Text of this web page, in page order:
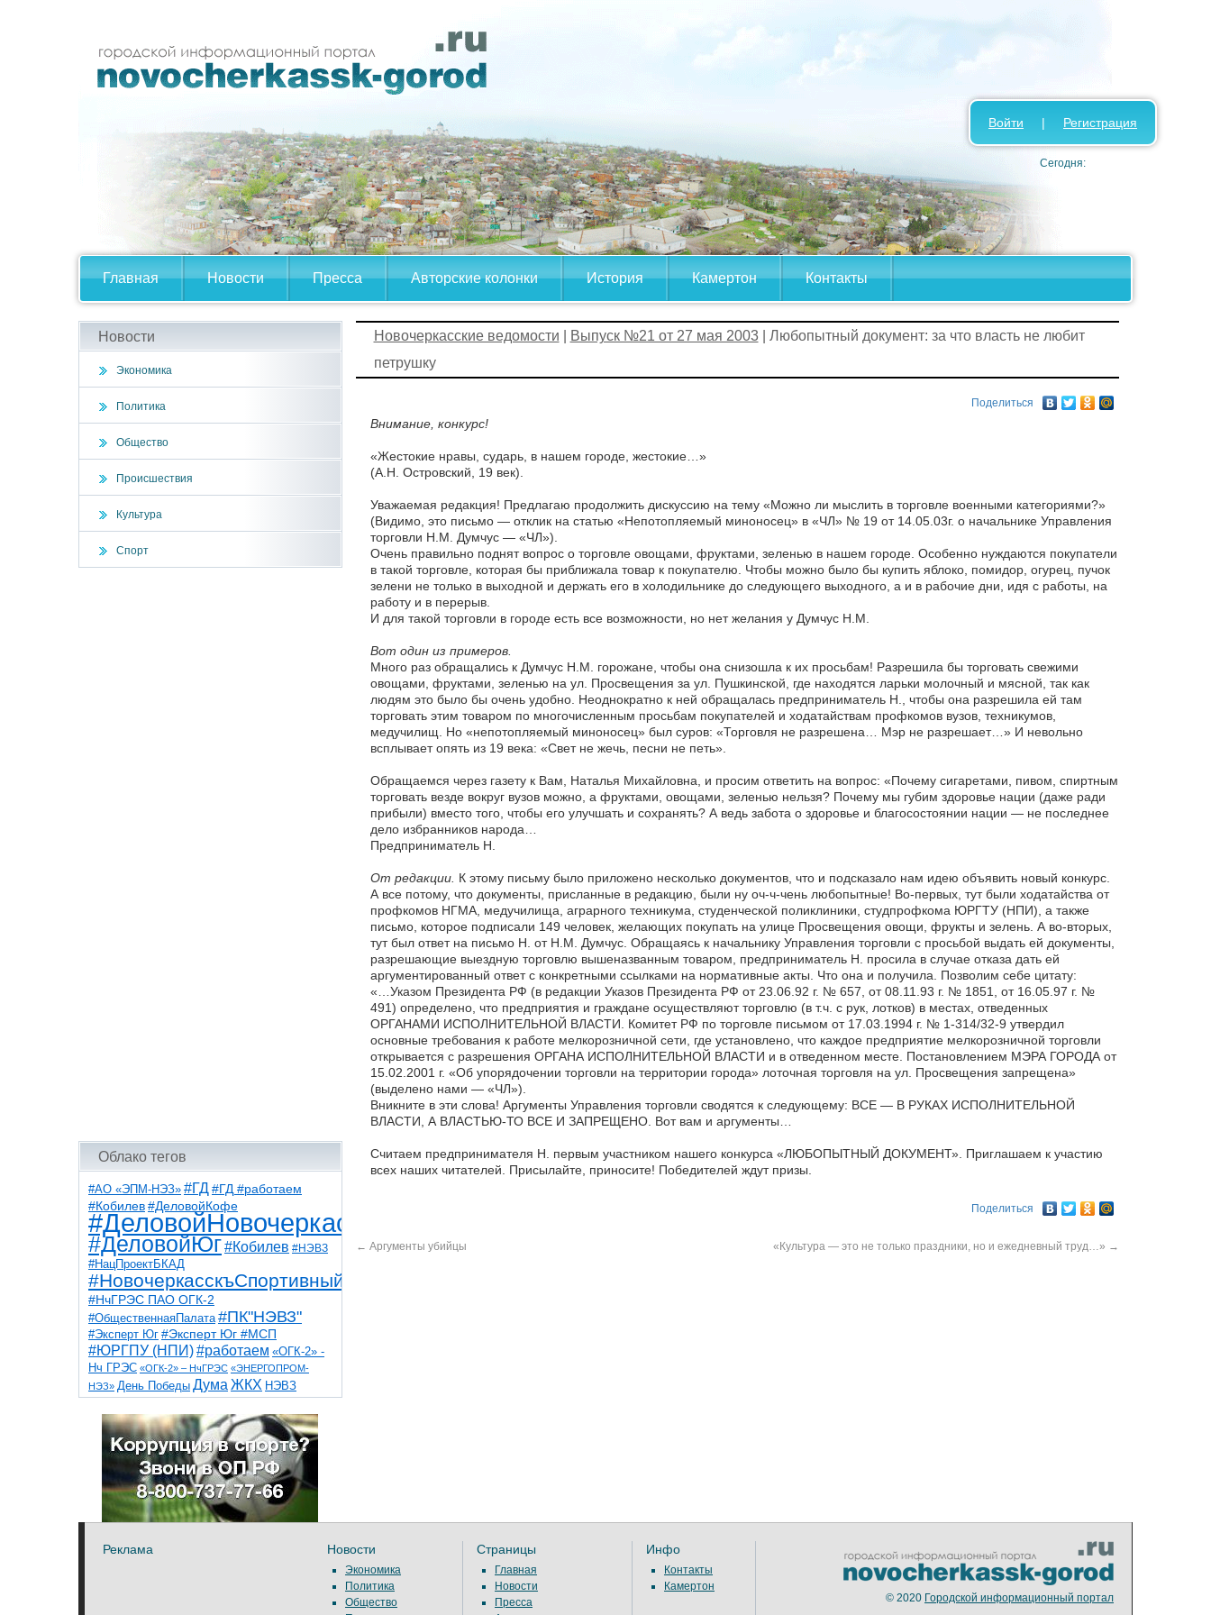
Главная Новости Пресса Авторские колонки История Камертон Контакты
Войти | Регистрация
Сегодня:
Новости
Экономика
Политика
Общество
Происшествия
Культура
Спорт
Облако тегов
#АО «ЭПМ-НЭЗ» #ГД #ГД #работаем
#Кобилев #ДеловойКофе
#ДеловойНовочеркасск
#ДеловойЮг#Кобилев #НЭВЗ
#НацПроектБКАД
#НовочеркасскъСпортивный
#НчГРЭС ПАО ОГК-2
#ОбщественнаяПалата #ПК"НЭВЗ"
#Эксперт Юг #Эксперт Юг #МСП
#ЮРГПУ (НПИ)#работаем «ОГК-2» -
Нч ГРЭС «ОГК-2» – НчГРЭС «ЭНЕРГОПРОМ-
НЭЗ» День Победы Дума ЖКХ НЭВЗ
НчГРЭС ТНТ
благоустройствоветераны выборы
детидороги казаки коррупция космос
общественная палата парк пожар роща
спорт театр транспорт художники
Новочеркасские ведомости Выпуск №21 от 27 мая 2003| Любопытный документ: за что власть не любит
петрушку
Поделиться
Внимание, конкурс!
«Жестокие нравы, сударь, в нашем городе, жестокие…»
(А.Н. Островский, 19 век).
Уважаемая редакция! Предлагаю продолжить дискуссию на тему «Можно ли мыслить в торговле военными категориями?»
(Видимо, это письмо — отклик на статью «Непотопляемый миноносец» в «ЧЛ» № 19 от 14.05.03г. о начальнике Управления
торговли Н.М. Думчус — «ЧЛ»).
Очень правильно поднят вопрос о торговле овощами, фруктами, зеленью в нашем городе. Особенно нуждаются покупатели
в такой торговле, которая бы приближала товар к покупателю. Чтобы можно было бы купить яблоко, помидор, огурец, пучок
зелени не только в выходной и держать его в холодильнике до следующего выходного, а и в рабочие дни, идя с работы, на
работу и в перерыв.
И для такой торговли в городе есть все возможности, но нет желания у Думчус Н.М.
Вот один из примеров.
Много раз обращались к Думчус Н.М. горожане, чтобы она снизошла к их просьбам! Разрешила бы торговать свежими
овощами, фруктами, зеленью на ул. Просвещения за ул. Пушкинской, где находятся ларьки молочный и мясной, так как
людям это было бы очень удобно. Неоднократно к ней обращалась предприниматель Н., чтобы она разрешила ей там
торговать этим товаром по многочисленным просьбам покупателей и ходатайствам профкомов вузов, техникумов,
медучилищ. Но «непотопляемый миноносец» был суров: «Торговля не разрешена… Мэр не разрешает…» И невольно
всплывает опять из 19 века: «Свет не жечь, песни не петь».
Обращаемся через газету к Вам, Наталья Михайловна, и просим ответить на вопрос: «Почему сигаретами, пивом, спиртным
торговать везде вокруг вузов можно, а фруктами, овощами, зеленью нельзя? Почему мы губим здоровье нации (даже ради
прибыли) вместо того, чтобы его улучшать и сохранять? А ведь забота о здоровье и благосостоянии нации — не последнее
дело избранников народа…
Предприниматель Н.
От редакции. К этому письму было приложено несколько документов, что и подсказало нам идею объявить новый конкурс.
А все потому, что документы, присланные в редакцию, были ну оч-ч-чень любопытные! Во-первых, тут были ходатайства от
профкомов НГМА, медучилища, аграрного техникума, студенческой поликлиники, студпрофкома ЮРГТУ (НПИ), а также
письмо, которое подписали 149 человек, желающих покупать на улице Просвещения овощи, фрукты и зелень. А во-вторых,
тут был ответ на письмо Н. от Н.М. Думчус. Обращаясь к начальнику Управления торговли с просьбой выдать ей документы,
разрешающие выездную торговлю вышеназванным товаром, предприниматель Н. просила в случае отказа дать ей
аргументированный ответ с конкретными ссылками на нормативные акты. Что она и получила. Позволим себе цитату:
«…Указом Президента РФ (в редакции Указов Президента РФ от 23.06.92 г. № 657, от 08.11.93 г. № 1851, от 16.05.97 г. №
491) определено, что предприятия и граждане осуществляют торговлю (в т.ч. с рук, лотков) в местах, отведенных
ОРГАНАМИ ИСПОЛНИТЕЛЬНОЙ ВЛАСТИ. Комитет РФ по торговле письмом от 17.03.1994 г. № 1-314/32-9 утвердил
основные требования к работе мелкорозничной сети, где установлено, что каждое предприятие мелкорозничной торговли
открывается с разрешения ОРГАНА ИСПОЛНИТЕЛЬНОЙ ВЛАСТИ и в отведенном месте. Постановлением МЭРА ГОРОДА от
15.02.2001 г. «Об упорядочении торговли на территории города» лоточная торговля на ул. Просвещения запрещена»
(выделено нами — «ЧЛ»).
Вникните в эти слова! Аргументы Управления торговли сводятся к следующему: ВСЕ — В РУКАХ ИСПОЛНИТЕЛЬНОЙ
ВЛАСТИ, А ВЛАСТЬЮ-ТО ВСЕ И ЗАПРЕЩЕНО. Вот вам и аргументы…
Считаем предпринимателя Н. первым участником нашего конкурса «ЛЮБОПЫТНЫЙ ДОКУМЕНТ». Приглашаем к участию
всех наших читателей. Присылайте, приносите! Победителей ждут призы.
Поделиться
← Аргументы убийцы «Культура — это не только праздники, но и ежедневный труд…» →
Реклама Новости
Экономика
Политика
Общество
Страницы
Главная
Новости
Пресса
Инфо
Контакты
Камертон
© 2020 Городской информационный портал